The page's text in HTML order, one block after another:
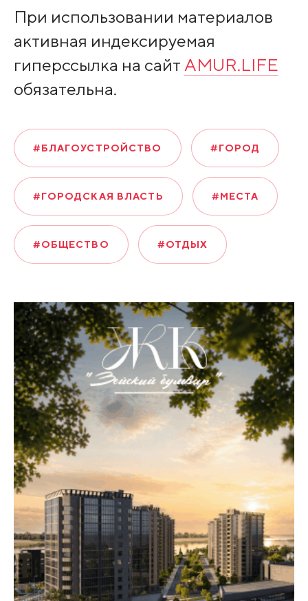
При использовании материалов
активная индексируемая
гиперссылка на сайт AMUR.LIFE
обязательна.
#БЛАГОУСТРОЙСТВО #ГОРОД
#ГОРОДСКАЯ ВЛАСТЬ #МЕСТА
#ОБЩЕСТВО #ОТДЫХ